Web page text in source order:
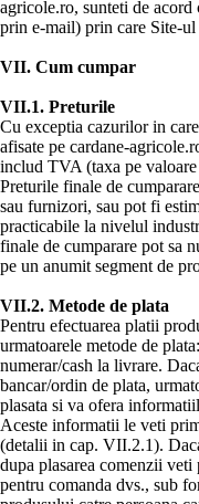
agricole.ro, sunteti de
prin e-mail) prin care Site-
VII. Cum cumpar
VII.1. Preturile
Cu exceptia cazurilor in
afisate pe cardane-
includ TVA (taxa pe
Preturile finale de
sau furnizori, sau pot fi
practicabile la nivelul
finale de cumparare pot sa
pe un anumit segment de
VII.2. Metode de plata
Pentru efectuarea platii
urmatoarele metode de
numerar/cash la livrare.
bancar/ordin de plata,
plasata si va ofera
Aceste informatii le veti
(detalii in cap. VII.2.1).
dupa plasarea comenzii
pentru comanda dvs., sub